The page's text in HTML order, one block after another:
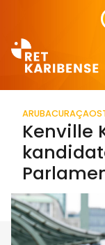
ARUBACURAÇAO
Kenville